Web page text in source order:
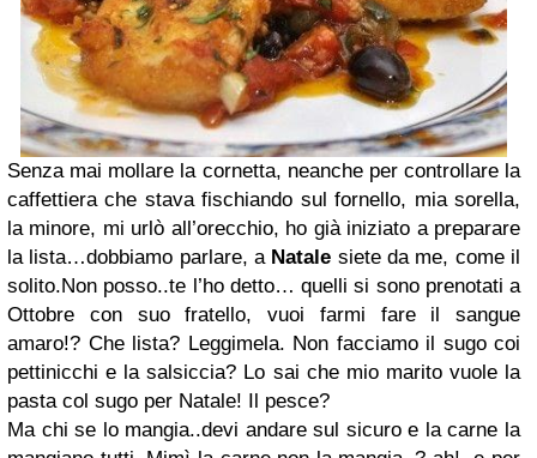
Senza mai mollare la cornetta, neanche per controllare la
caffettiera che stava fischiando sul fornello, mia sorella,
la minore, mi urlò all’orecchio, ho già iniziato a preparare
la lista…dobbiamo parlare, a Natale siete da me, come il
solito.Non posso..te l’ho detto… quelli si sono prenotati a
Ottobre con suo fratello, vuoi farmi fare il sangue
amaro!? Che lista? Leggimela. Non facciamo il sugo coi
pettinicchi e la salsiccia? Lo sai che mio marito vuole la
pasta col sugo per Natale! Il pesce?
Ma chi se lo mangia..devi andare sul sicuro e la carne la